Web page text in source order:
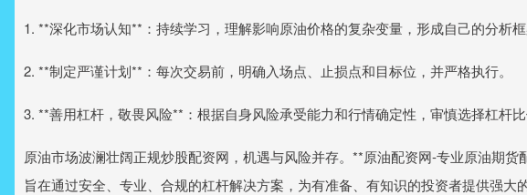
1. **深化市场认知**：持续学习，理解影响原油价格的复杂变量，形成自己的分析框
2. **制定严谨计划**：每次交易前，明确入场点、止损点和目标位，并严格执行。
3. **善用杠杆，敬畏风险**：根据自身风险承受能力和行情确定性，审慎选择杠杆比
原油市场波澜壮阔正规炒股配资网，机遇与风险并存。**原油配资网-专业原油期货
旨在通过安全、专业、合规的杠杆解决方案，为有准备、有知识的投资者提供强大